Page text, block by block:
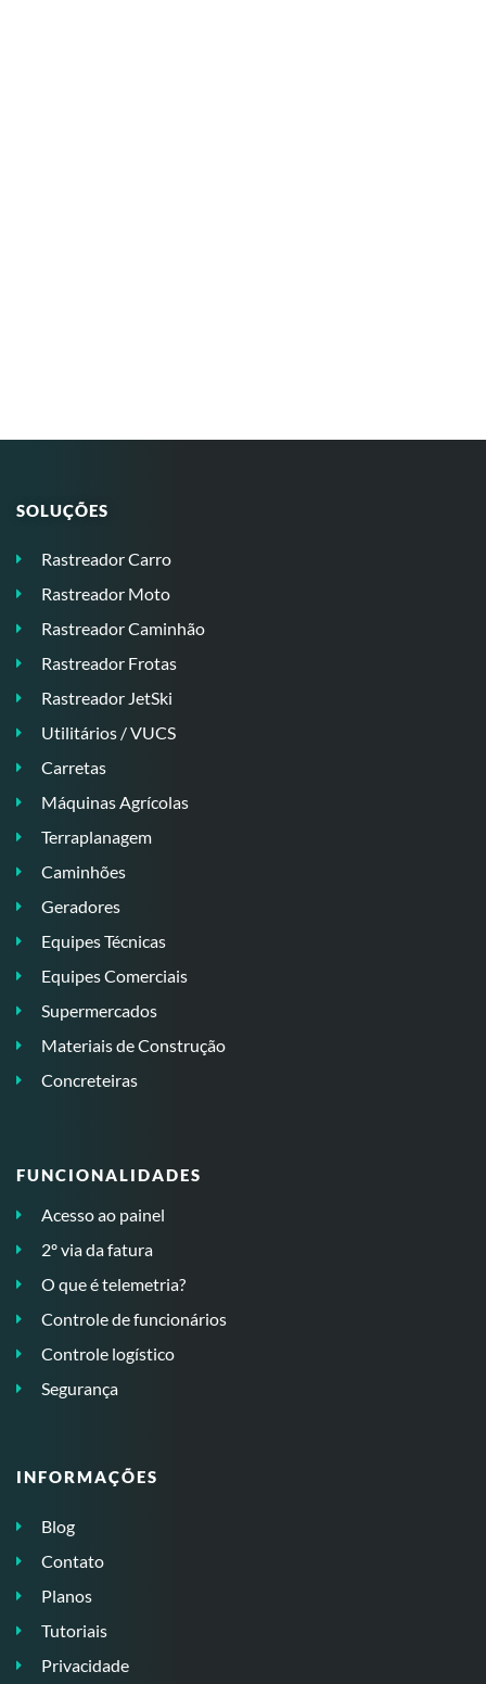
SOLUÇÕES
Rastreador Carro
Rastreador Moto
Rastreador Caminhão
Rastreador Frotas
Rastreador JetSki
Utilitários / VUCS
Carretas
Máquinas Agrícolas
Terraplanagem
Caminhões
Geradores
Equipes Técnicas
Equipes Comerciais
Supermercados
Materiais de Construção
Concreteiras
FUNCIONALIDADES
Acesso ao painel
2º via da fatura
O que é telemetria?
Controle de funcionários
Controle logístico
Segurança
INFORMAÇÕES
Blog
Contato
Planos
Tutoriais
Privacidade